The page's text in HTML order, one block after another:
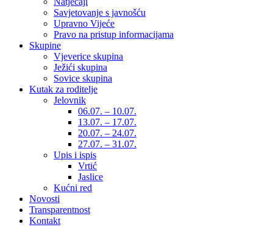
Savjetovanje s javnošću
Upravno Vijeće
Pravo na pristup informacijama
Skupine
Vjeverice skupina
Ježići skupina
Sovice skupina
Kutak za roditelje
Jelovnik
06.07. – 10.07.
13.07. – 17.07.
20.07. – 24.07.
27.07. – 31.07.
Upis i ispis
Vrtić
Jaslice
Kućni red
Novosti
Transparentnost
Kontakt